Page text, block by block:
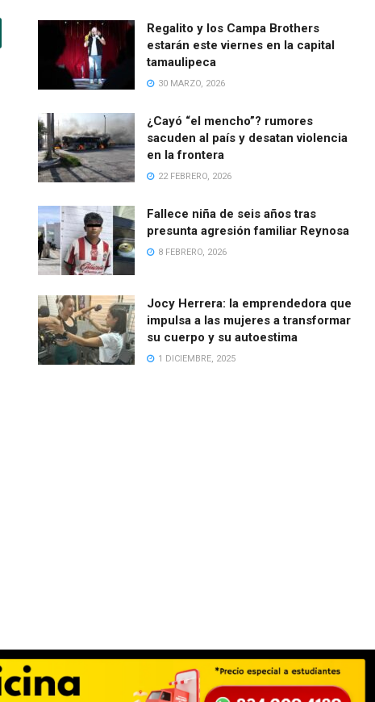
Regalito y los Campa Brothers
estarán este viernes en la capital
tamaulipeca
30 MARZO, 2026
¿Cayó “el mencho”? rumores
sacuden al país y desatan violencia
en la frontera
22 FEBRERO, 2026
Fallece niña de seis años tras
presunta agresión familiar Reynosa
8 FEBRERO, 2026
Jocy Herrera: la emprendedora que
impulsa a las mujeres a transformar
su cuerpo y su autoestima
1 DICIEMBRE, 2025